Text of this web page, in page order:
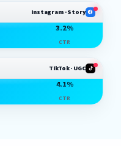
Instagram · Story
3.2%
CTR
TikTok · UGC
4.1%
CTR